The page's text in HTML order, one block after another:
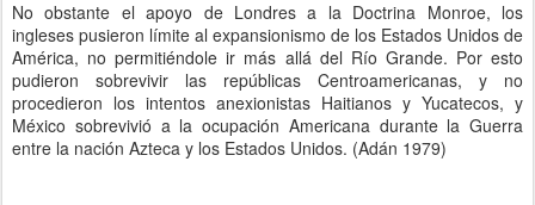
No obstante el apoyo de Londres a la Doctrina Monroe, los
ingleses pusieron límite al expansionismo de los Estados Unidos de
América, no permitiéndole ir más allá del Río Grande. Por esto
pudieron sobrevivir las repúblicas Centroamericanas, y no
procedieron los intentos anexionistas Haitianos y Yucatecos, y
México sobrevivió a la ocupación Americana durante la Guerra
entre la nación Azteca y los Estados Unidos. (Adán 1979)